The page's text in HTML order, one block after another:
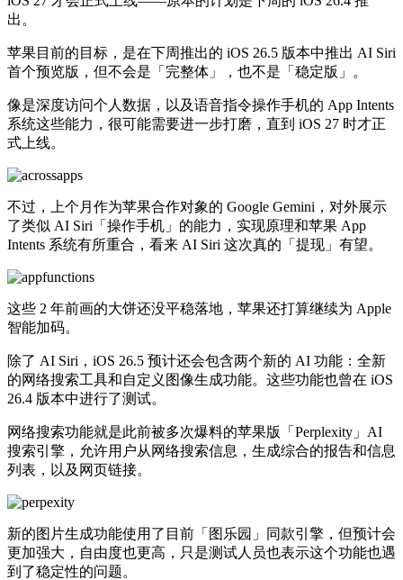
出。
苹果目前的目标，是在下周推出的 iOS 26.5 版本中推出 AI Siri
首个预览版，但不会是「完整体」，也不是「稳定版」。
像是深度访问个人数据，以及语音指令操作手机的 App Intents
系统这些能力，很可能需要进一步打磨，直到 iOS 27 时才正
式上线。
不过，上个月作为苹果合作对象的 Google Gemini，对外展示
了类似 AI Siri「操作手机」的能力，实现原理和苹果 App
Intents 系统有所重合，看来 AI Siri 这次真的「提现」有望。
这些 2 年前画的大饼还没平稳落地，苹果还打算继续为 Apple
智能加码。
除了 AI Siri，iOS 26.5 预计还会包含两个新的 AI 功能：全新
的网络搜索工具和自定义图像生成功能。这些功能也曾在 iOS
26.4 版本中进行了测试。
网络搜索功能就是此前被多次爆料的苹果版「Perplexity」AI
搜索引擎，允许用户从网络搜索信息，生成综合的报告和信息
列表，以及网页链接。
新的图片生成功能使用了目前「图乐园」同款引擎，但预计会
更加强大，自由度也更高，只是测试人员也表示这个功能也遇
到了稳定性的问题。